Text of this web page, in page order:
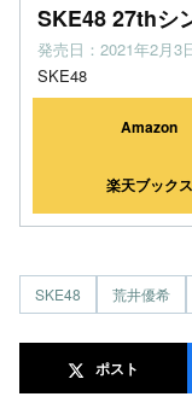
SKE48 27thシ
発売日：2021年2月3
SKE48
Amazon
楽天ブックス
SKE48 荒井優希
ポスト